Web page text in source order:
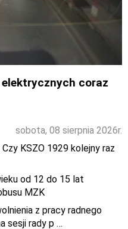
coraz
sobota, 08 sierpnia 2026r.
KSZO 1929 kolejny raz
od 12 do 15 lat
MZK
z pracy radnego
sesji rady p …